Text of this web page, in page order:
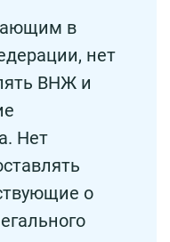
в
нет
ВНЖ и
Нет
о